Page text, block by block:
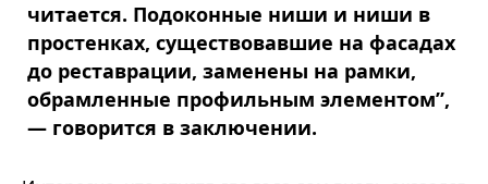
читается. Подоконные ниши и ниши в
простенках, существовавшие на фасадах
до реставрации, заменены на рамки,
обрамленные профильным элементом”,
— говорится в заключении.